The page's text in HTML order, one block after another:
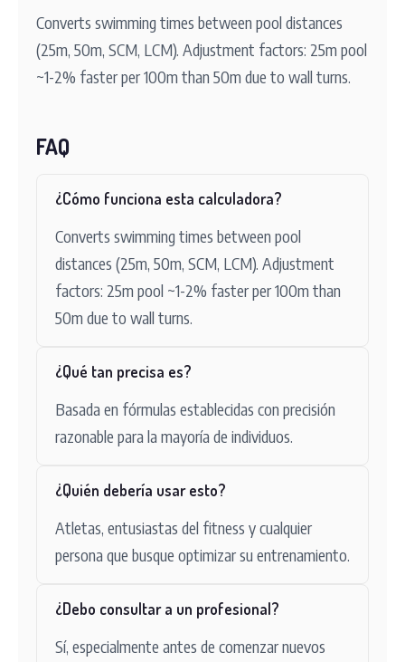
Converts swimming times between pool distances
(25m, 50m, SCM, LCM). Adjustment factors: 25m pool
~1-2% faster per 100m than 50m due to wall turns.
FAQ
¿Cómo funciona esta calculadora?
Converts swimming times between pool
distances (25m, 50m, SCM, LCM). Adjustment
factors: 25m pool ~1-2% faster per 100m than
50m due to wall turns.
¿Qué tan precisa es?
Basada en fórmulas establecidas con precisión
razonable para la mayoría de individuos.
¿Quién debería usar esto?
Atletas, entusiastas del fitness y cualquier
persona que busque optimizar su entrenamiento.
¿Debo consultar a un profesional?
Sí, especialmente antes de comenzar nuevos